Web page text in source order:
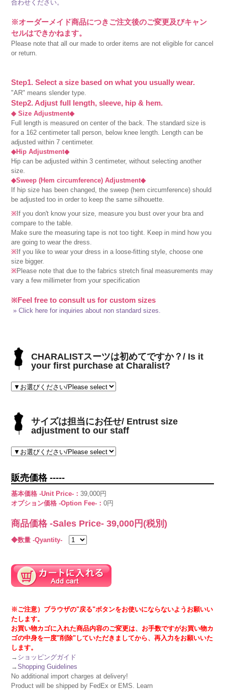
合わせください。
※オーダーメイド商品につきご注文後のご変更及びキャン
セルはできかねます。
Please note that all our made to order items are not eligible for cancel
or return.
Step1. Select a size based on what you usually wear.
"AR" means slender type.
Step2. Adjust full length, sleeve, hip & hem.
◆ Size Adjustment◆
Full length is measured on center of the back. The standard size is
for a 162 centimeter tall person, below knee length. Length can be
adjusted within 7 centimeter.
◆Hip Adjustment◆
Hip can be adjusted within 3 centimeter, without selecting another
size.
◆Sweep (Hem circumference) Adjustment◆
If hip size has been changed, the sweep (hem circumference) should
be adjusted too in order to keep the same silhouette.
※ If you don't know your size, measure you bust over your bra and
compare to the table.
Make sure the measuring tape is not too tight. Keep in mind how you
are going to wear the dress.
※ If you like to wear your dress in a loose-fitting style, choose one
size bigger.
※Please note that due to the fabrics stretch final measurements may
vary a few millimeter from your specification
※Feel free to consult us for custom sizes
» Click here for inquiries about non standard sizes.
CHARALISTスーツは初めてですか？/ Is it
your first purchase at Charalist?
サイズは担当にお任せ/ Entrust size
adjustment to our staff
販売価格 -----
基本価格 -Unit Price-：39,000円
オプション価格 -Option Fee-：0円
商品価格 -Sales Price-39,000 円(税別)
◆数量 -Qyantity-
※ご注意）ブラウザの"戻る"ボタンをお使いにならないようお願いい
たします。
お買い物カゴに入れた商品内容のご変更は、お手数ですがお買い物カ
ゴの中身を一度"削除"していただきましてから、再入力をお願いいた
します。
→ ショッピングガイド
→Shopping Guidelines
No additional import charges at delivery!
Product will be shipped by FedEx or EMS. Learn